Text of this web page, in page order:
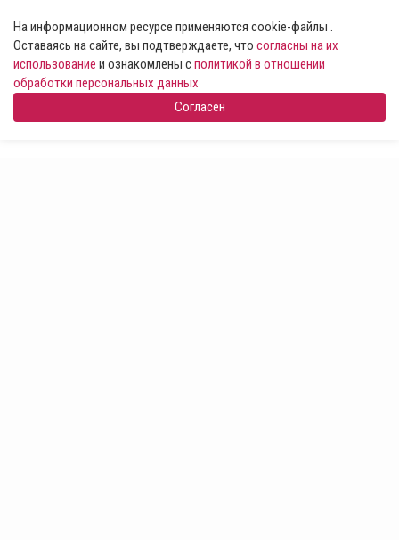
На информационном ресурсе применяются cookie-файлы .
Оставаясь на сайте, вы подтверждаете, что согласны на их
использование и ознакомлены сполитикой в отношении
обработки персональных данных
Согласен